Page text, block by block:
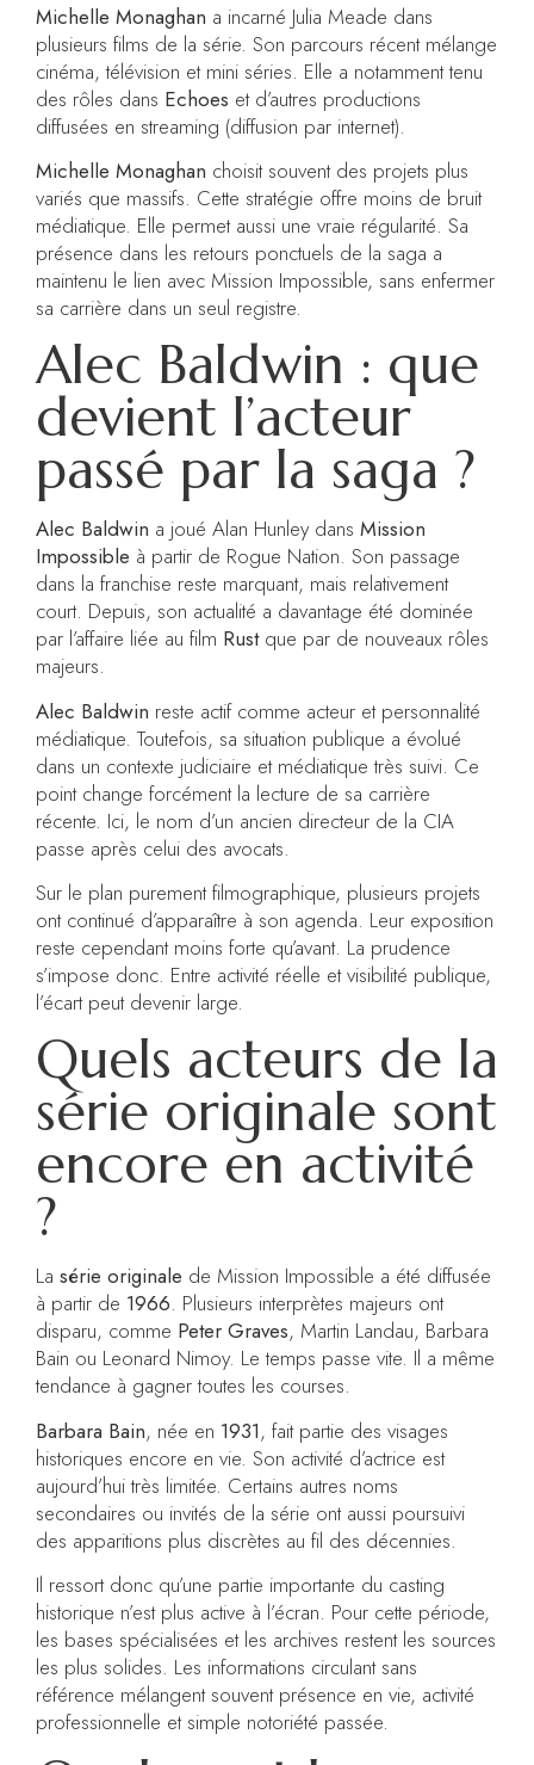
Michelle Monaghan a incarné Julia Meade dans
plusieurs films de la série. Son parcours récent mélange
cinéma, télévision et mini séries. Elle a notamment tenu
des rôles dans Echoes et d’autres productions
diffusées en streaming (diffusion par internet).
Michelle Monaghan choisit souvent des projets plus
variés que massifs. Cette stratégie offre moins de bruit
médiatique. Elle permet aussi une vraie régularité. Sa
présence dans les retours ponctuels de la saga a
maintenu le lien avec Mission Impossible, sans enfermer
sa carrière dans un seul registre.
Alec Baldwin : que
devient l’acteur
passé par la saga ?
Alec Baldwin a joué Alan Hunley dans Mission
Impossible à partir de Rogue Nation. Son passage
dans la franchise reste marquant, mais relativement
court. Depuis, son actualité a davantage été dominée
par l’affaire liée au film Rustque par de nouveaux rôles
majeurs.
Alec Baldwin reste actif comme acteur et personnalité
médiatique. Toutefois, sa situation publique a évolué
dans un contexte judiciaire et médiatique très suivi. Ce
point change forcément la lecture de sa carrière
récente. Ici, le nom d’un ancien directeur de la CIA
passe après celui des avocats.
Sur le plan purement filmographique, plusieurs projets
ont continué d’apparaître à son agenda. Leur exposition
reste cependant moins forte qu’avant. La prudence
s’impose donc. Entre activité réelle et visibilité publique,
l’écart peut devenir large.
Quels acteurs de la
série originale sont
encore en activité
?
La série originale de Mission Impossible a été diffusée
à partir de 1966. Plusieurs interprètes majeurs ont
disparu, comme Peter Graves, Martin Landau, Barbara
Bain ou Leonard Nimoy. Le temps passe vite. Il a même
tendance à gagner toutes les courses.
Barbara Bain, née en 1931, fait partie des visages
historiques encore en vie. Son activité d’actrice est
aujourd’hui très limitée. Certains autres noms
secondaires ou invités de la série ont aussi poursuivi
des apparitions plus discrètes au fil des décennies.
Il ressort donc qu’une partie importante du casting
historique n’est plus active à l’écran. Pour cette période,
les bases spécialisées et les archives restent les sources
les plus solides. Les informations circulant sans
référence mélangent souvent présence en vie, activité
professionnelle et simple notoriété passée.